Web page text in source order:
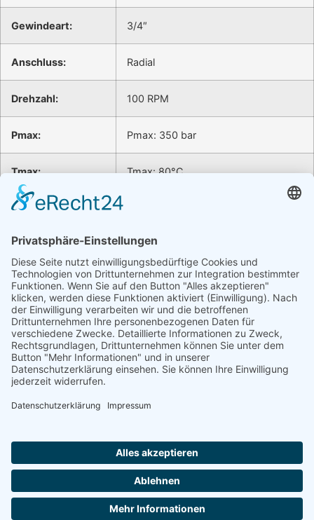
Gewindeart: 3/4″
Anschluss: Radial
Drehzahl: 100 RPM
Pmax: Pmax: 350 bar
Tmax: Tmax: 80°C
GIROL Germany
Am Wasserwerk 1
58840 Plettenberg
Ust.-ID: DE370009775
Kontakt
Tel.: +49 (0) 160 – 500 72 99
Impressum
AGBs
Widerrufsrecht